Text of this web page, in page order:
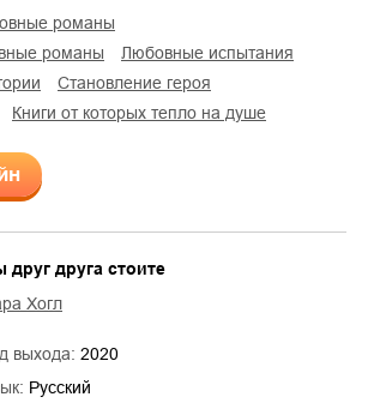
романы
романы
любовные испытания
становление героя
Книги от которых тепло на душе
друг друга стоите
Хогл
выхода: 2020
Русский